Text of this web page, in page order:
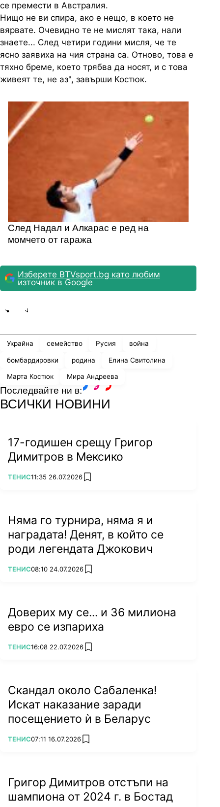
се премести в Австралия.
Нищо не ви спира, ако е нещо, в което не
вярвате. Очевидно те не мислят така, нали
знаете... След четири години мисля, че те
ясно заявиха на чия страна са. Отново, това е
тяхно бреме, което трябва да носят, и с това
живеят те, не аз", завърши Костюк.
След Надал и Алкарас е ред на
момчето от гаража
Изберете BTVsport.bg като любим
източник в Google
Украйна семейство Русия война
бомбардировки родина Елина Свитолина
Марта Костюк Мира Андреева
Последвайте ни в:
ВСИЧКИ НОВИНИ
17-годишен срещу Григор
Димитров в Мексико
ПОВЕЧЕ ОТ
ТЕНИС11:35 26.07.2026 add favorites
Няма го турнира, няма я и
наградата! Денят, в който се
роди легендата Джокович
ПОВЕЧЕ ОТ
ТЕНИС08:10 24.07.2026 add favorites
Доверих му се... и 36 милиона
евро се изпариха
ПОВЕЧЕ ОТ
ТЕНИС16:08 22.07.2026 add favorites
Скандал около Сабаленка!
Искат наказание заради
посещението ѝ в Беларус
ПОВЕЧЕ ОТ
ТЕНИС07:11 16.07.2026 add favorites
Григор Димитров отстъпи на
шампиона от 2024 г. в Бостад